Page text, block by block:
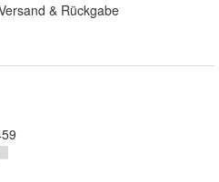
& Rückgabe